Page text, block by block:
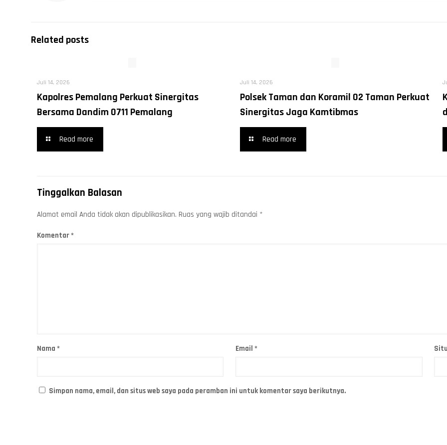
Related posts
Juli 14, 2026
Kapolres Pemalang Perkuat Sinergitas
Bersama Dandim 0711 Pemalang
Read more
Juli 14, 2026
Polsek Taman dan Koramil 02 Taman Perkuat
Sinergitas Jaga Kamtibmas
Read more
Tinggalkan Balasan
Alamat email Anda tidak akan dipublikasikan. Ruas yang wajib ditandai *
Komentar*
Nama* Email*
Simpan nama, email, dan situs web saya pada peramban ini untuk komentar saya berikutnya.